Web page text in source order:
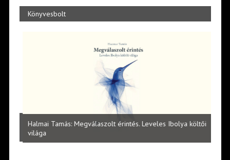
Könyvesbolt
Halmai Tamás: Megválaszolt érintés. Leveles Ibolya költői
világa